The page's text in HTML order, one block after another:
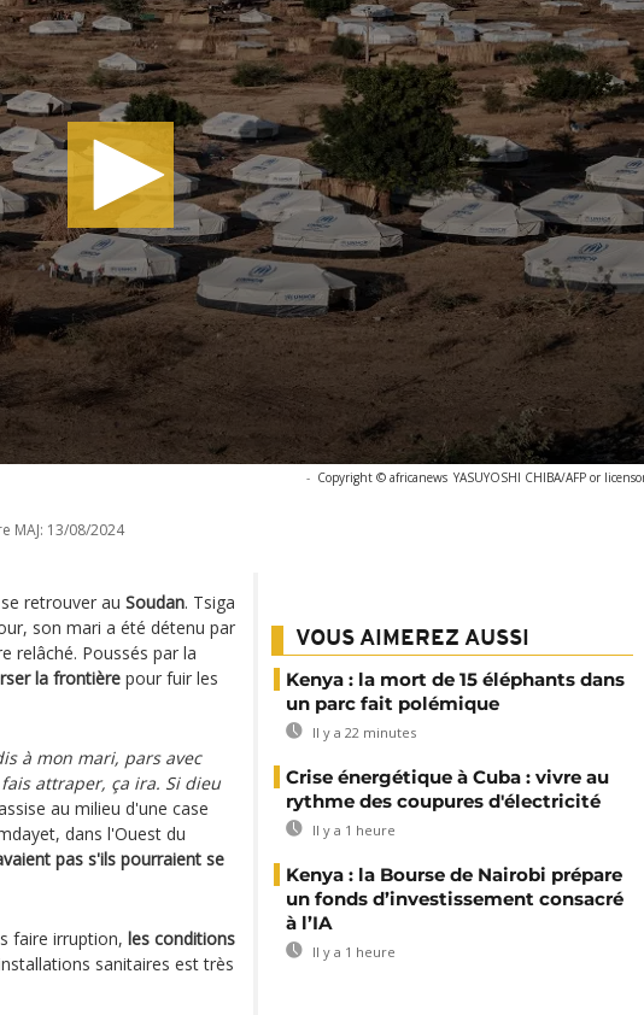
- Copyright © africanews YASUYOSHI CHIBA/AFP or
MAJ: 13/08/2024
retrouver au Soudan. Tsiga
son mari a été détenu par
relâché. Poussés par la
la frontière pour fuir les
à mon mari, pars avec
attraper, ça ira. Si dieu
au milieu d'une case
dans l'Ouest du
pas s'ils pourraient se
faire irruption, les conditions
sanitaires est très
VOUS AIMEREZ AUSSI
Kenya : la mort de 15 éléphants dans
un parc fait polémique
Il y a 22 minutes
Crise énergétique à Cuba : vivre au
rythme des coupures d'électricité
Il y a 1 heure
Kenya : la Bourse de Nairobi prépare
un fonds d’investissement consacré
à l’IA
Il y a 1 heure